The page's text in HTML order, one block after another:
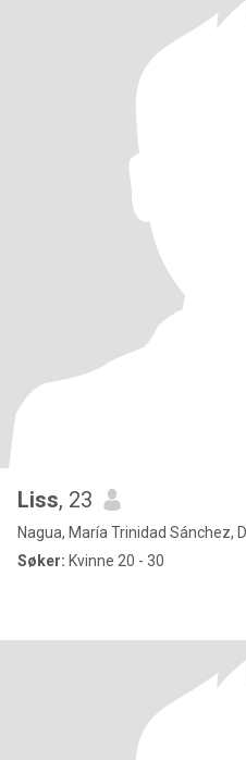
Liss, 23
Nagua, María Trinidad Sánchez,
Søker: Kvinne 20 - 30